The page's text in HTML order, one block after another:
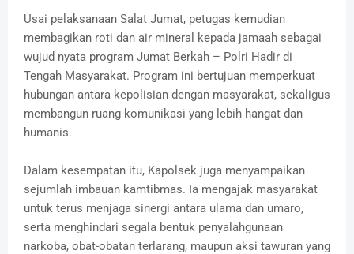
Usai pelaksanaan Salat Jumat, petugas kemudian
membagikan roti dan air mineral kepada jamaah sebagai
wujud nyata program Jumat Berkah – Polri Hadir di
Tengah Masyarakat. Program ini bertujuan memperkuat
hubungan antara kepolisian dengan masyarakat, sekaligus
membangun ruang komunikasi yang lebih hangat dan
humanis.
Dalam kesempatan itu, Kapolsek juga menyampaikan
sejumlah imbauan kamtibmas. Ia mengajak masyarakat
untuk terus menjaga sinergi antara ulama dan umaro,
serta menghindari segala bentuk penyalahgunaan
narkoba, obat-obatan terlarang, maupun aksi tawuran yang